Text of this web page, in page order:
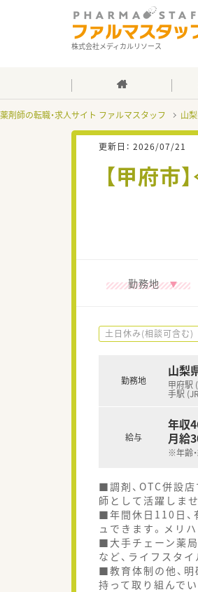
株式会社メディカルリソース
薬剤師の転職・求人サイト ファルマスタッフ 山
更新日： 2026/07/21
【甲府
勤務地
土日休み(相談可含む)
勤務地
山梨
甲府駅
手駅
給与
年収
月給
※年齢
■調剤、OTC併設
師として活躍しませ
■年間休日110日、
ュできます。メリ
■大手チェーン薬
など、ライフスタ
■教育体制の他、明
持って取り組んで